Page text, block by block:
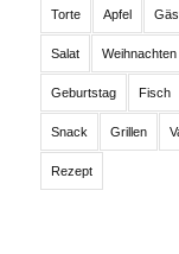
Torte Apfel
Salat Weihnachten
Geburtstag Fisch
Snack Grillen
Rezept